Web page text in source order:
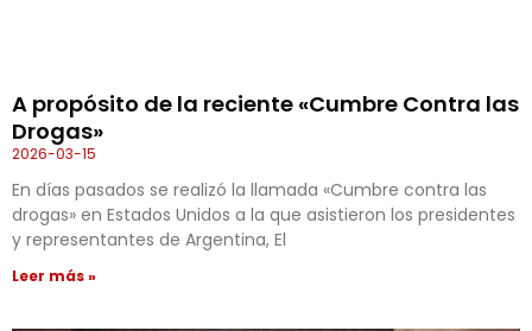
A propósito de la reciente «Cumbre Contra las
Drogas»
2026-03-15
En días pasados se realizó la llamada «Cumbre contra las
drogas» en Estados Unidos a la que asistieron los presidentes
y representantes de Argentina, El
Leer más »